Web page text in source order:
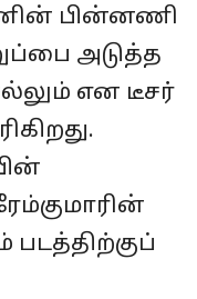
பின்னணி
அடுத்த
என டீசர்
படத்திற்குப்